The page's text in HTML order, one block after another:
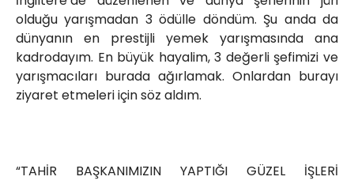
olduğu yarışmadan 3 ödülle döndüm. Şu anda da
dünyanın en prestijli yemek yarışmasında ana
kadrodayım. En büyük hayalim, 3 değerli şefimizi ve
yarışmacıları burada ağırlamak. Onlardan burayı
ziyaret etmeleri için söz aldım.
“TAHİR BAŞKANIMIZIN YAPTIĞI GÜZEL İŞLERİ